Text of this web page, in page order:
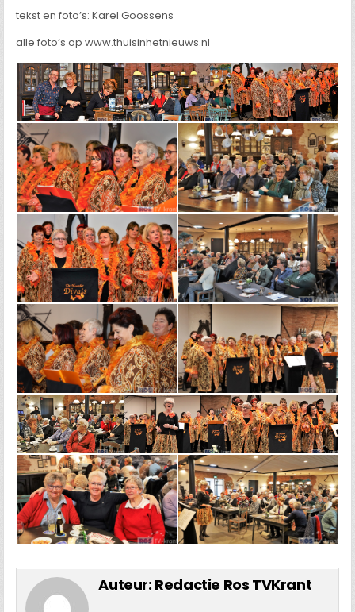
tekst en foto’s: Karel Goossens
alle foto’s op www.thuisinhetnieuws.nl
Auteur: Redactie Ros TVKrant